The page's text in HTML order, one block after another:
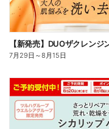
7月29日 ～8月15日